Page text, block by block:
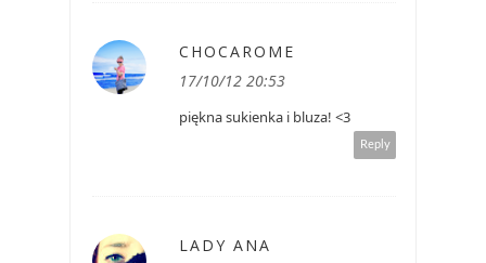
CHOCAROME
17/10/12 20:53
piękna sukienka i bluza! <3
Reply
LADY ANA